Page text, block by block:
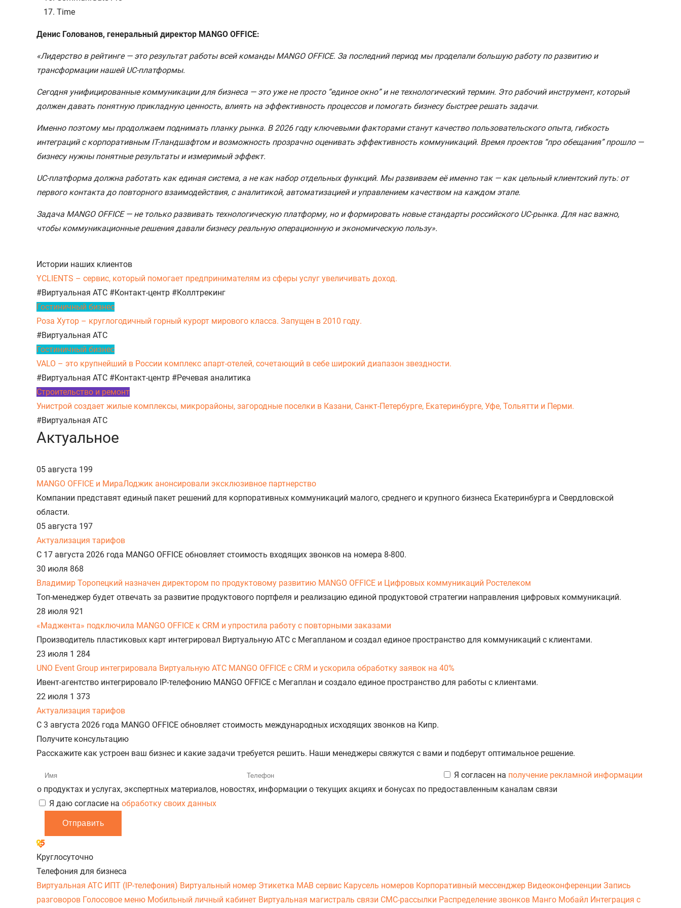
Time
Денис Голованов, генеральный директор MANGO OFFICE:
«Лидерство в рейтинге — это результат работы всей команды MANGO OFFICE. За последний период мы проделали большую работу по развитию и
трансформации нашей UC-платформы.
Сегодня унифицированные коммуникации для бизнеса — это уже не просто “единое окно” и не технологический термин. Это рабочий инструмент, который
должен давать понятную прикладную ценность, влиять на эффективность процессов и помогать бизнесу быстрее решать задачи.
Именно поэтому мы продолжаем поднимать планку рынка. В 2026 году ключевыми факторами станут качество пользовательского опыта, гибкость
интеграций с корпоративным IT-ландшафтом и возможность прозрачно оценивать эффективность коммуникаций. Время проектов “про обещания” прошло —
бизнесу нужны понятные результаты и измеримый эффект.
UC-платформа должна работать как единая система, а не как набор отдельных функций. Мы развиваем её именно так — как цельный клиентский путь: от
первого контакта до повторного взаимодействия, с аналитикой, автоматизацией и управлением качеством на каждом этапе.
Задача MANGO OFFICE — не только развивать технологическую платформу, но и формировать новые стандарты российского UC-рынка. Для нас важно,
чтобы коммуникационные решения давали бизнесу реальную операционную и экономическую пользу».
Истории наших клиентов
YCLIENTS – сервис, который помогает предпринимателям из сферы услуг увеличивать доход.
#Виртуальная АТС #Контакт-центр #Коллтрекинг
Гостиничный бизнес
Роза Хутор – круглогодичный горный курорт мирового класса. Запущен в 2010 году.
#Виртуальная АТС
Гостиничный бизнес
VALO – это крупнейший в России комплекс апарт-отелей, сочетающий в себе широкий диапазон звездности.
#Виртуальная АТС #Контакт-центр #Речевая аналитика
Строительство и ремонт
Унистрой создает жилые комплексы, микрорайоны, загородные поселки в Казани, Санкт-Петербурге, Екатеринбурге, Уфе, Тольятти и Перми.
#Виртуальная АТС
Актуальное
05 августа 199
MANGO OFFICE и МираЛоджик анонсировали эксклюзивное партнерство
Компании представят единый пакет решений для корпоративных коммуникаций малого, среднего и крупного бизнеса Екатеринбурга и Свердловской
области.
05 августа 197
Актуализация тарифов
С 17 августа 2026 года MANGO OFFICE обновляет стоимость входящих звонков на номера 8-800.
30 июля 868
Владимир Торопецкий назначен директором по продуктовому развитию MANGO OFFICE и Цифровых коммуникаций Ростелеком
Топ-менеджер будет отвечать за развитие продуктового портфеля и реализацию единой продуктовой стратегии направления цифровых коммуникаций.
28 июля 921
«Маджента» подключила MANGO OFFICE к CRM и упростила работу с повторными заказами
Производитель пластиковых карт интегрировал Виртуальную АТС с Мегапланом и создал единое пространство для коммуникаций с клиентами.
23 июля 1 284
UNO Event Group интегрировала Виртуальную АТС MANGO OFFICE с CRM и ускорила обработку заявок на 40%
Ивент-агентство интегрировало IP-телефонию MANGO OFFICE с Мегаплан и создало единое пространство для работы с клиентами.
22 июля 1 373
Актуализация тарифов
С 3 августа 2026 года MANGO OFFICE обновляет стоимость международных исходящих звонков на Кипр.
Получите консультацию
Расскажите как устроен ваш бизнес и какие задачи требуется решить. Наши менеджеры свяжутся с вами и подберут оптимальное решение.
Я согласен на получение рекламной информации
о продуктах и услугах, экспертных материалов, новостях, информации о текущих акциях и бонусах по предоставленным каналам связи
Я даю согласие на обработку своих данных
Отправить
Круглосуточно
Телефония для бизнеса
Виртуальная АТС ИПТ (IP-телефония) Виртуальный номер Этикетка МАВ сервис Карусель номеров Корпоративный мессенджер Видеоконференции Запись
разговоров Голосовое меню Мобильный личный кабинет Виртуальная магистраль связи СМС-рассылки Распределение звонков Манго Мобайл Интеграция с